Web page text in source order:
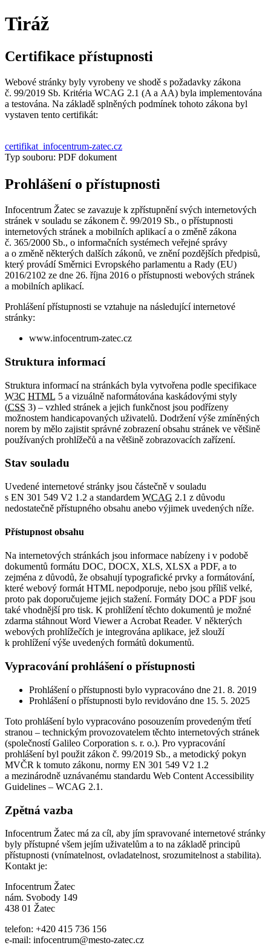
Tiráž
Certifikace přístupnosti
Webové stránky byly vyrobeny ve shodě s požadavky zákona
č. 99/2019 Sb. Kritéria WCAG 2.1 (A a AA) byla implementována
a testována. Na základě splněných podmínek tohoto zákona byl
vystaven tento certifikát:
certifikat_infocentrum-zatec.cz
Typ souboru: PDF dokument
Prohlášení o přístupnosti
Infocentrum Žatec se zavazuje k zpřístupnění svých internetových
stránek v souladu se zákonem č. 99/2019 Sb., o přístupnosti
internetových stránek a mobilních aplikací a o změně zákona
č. 365/2000 Sb., o informačních systémech veřejné správy
a o změně některých dalších zákonů, ve znění pozdějších předpisů,
který provádí Směrnici Evropského parlamentu a Rady (EU)
2016/2102 ze dne 26. října 2016 o přístupnosti webových stránek
a mobilních aplikací.
Prohlášení přístupnosti se vztahuje na následující internetové
stránky:
www.infocentrum-zatec.cz
Struktura informací
Struktura informací na stránkách byla vytvořena podle specifikace
W3C HTML 5 a vizuálně naformátována kaskádovými styly
(CSS 3) – vzhled stránek a jejich funkčnost jsou podřízeny
možnostem handicapovaných uživatelů. Dodržení výše zmíněných
norem by mělo zajistit správné zobrazení obsahu stránek ve většině
používaných prohlížečů a na většině zobrazovacích zařízení.
Stav souladu
Uvedené internetové stránky jsou částečně v souladu
s EN 301 549 V2 1.2 a standardem WCAG 2.1 z důvodu
nedostatečně přístupného obsahu anebo výjimek uvedených níže.
Přístupnost obsahu
Na internetových stránkách jsou informace nabízeny i v podobě
dokumentů formátu DOC, DOCX, XLS, XLSX a PDF, a to
zejména z důvodů, že obsahují typografické prvky a formátování,
které webový formát HTML nepodporuje, nebo jsou příliš velké,
proto pak doporučujeme jejich stažení. Formáty DOC a PDF jsou
také vhodnější pro tisk. K prohlížení těchto dokumentů je možné
zdarma stáhnout Word Viewer a Acrobat Reader. V některých
webových prohlížečích je integrována aplikace, jež slouží
k prohlížení výše uvedených formátů dokumentů.
Vypracování prohlášení o přístupnosti
Prohlášení o přístupnosti bylo vypracováno dne 21. 8. 2019
Prohlášení o přístupnosti bylo revidováno dne 15. 5. 2025
Toto prohlášení bylo vypracováno posouzením provedeným třetí
stranou – technickým provozovatelem těchto internetových stránek
(společností Galileo Corporation s. r. o.). Pro vypracování
prohlášení byl použit zákon č. 99/2019 Sb., a metodický pokyn
MVČR k tomuto zákonu, normy EN 301 549 V2 1.2
a mezinárodně uznávanému standardu Web Content Accessibility
Guidelines – WCAG 2.1.
Zpětná vazba
Infocentrum Žatec má za cíl, aby jím spravované internetové stránky
byly přístupné všem jejím uživatelům a to na základě principů
přístupnosti (vnímatelnost, ovladatelnost, srozumitelnost a stabilita).
Kontakt je:
Infocentrum Žatec
nám. Svobody 149
438 01 Žatec
telefon: +420 415 736 156
e-mail: infocentrum@mesto-zatec.cz